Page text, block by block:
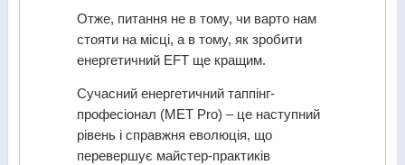
Отже, питання не в тому, чи варто нам
стояти на місці, а в тому, як зробити
енергетичний EFT ще кращим.
Сучасний енергетичний таппінг-
професіонал (MET Pro) – це наступний
рівень і справжня еволюція, що
перевершує майстер-практиків